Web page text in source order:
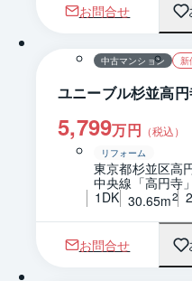
お問合せ
中古マンション 新
ユニーブル杉並高
5,799万円 （税込）
リフォーム
東京都杉並区高
中央線「高円寺
1DK 30.65m2
お問合せ